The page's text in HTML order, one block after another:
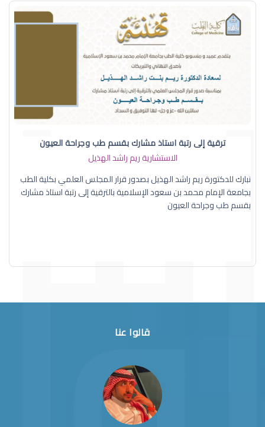
ترقية إلى رتبة استاذ مشارك بقسم طب وجراحة العيون
الاستشارية ريم راشد الهذيل
نبارك للدكتورة ريم راشد الهذيل بصدور قرار المجلس العلمي بكلية الطب
بجامعة الإمام محمد بن سعود الإسلامية بالترقية إلى رتبة استاذ مشارك
بقسم طب وجراحة العيون
قالوا عنا